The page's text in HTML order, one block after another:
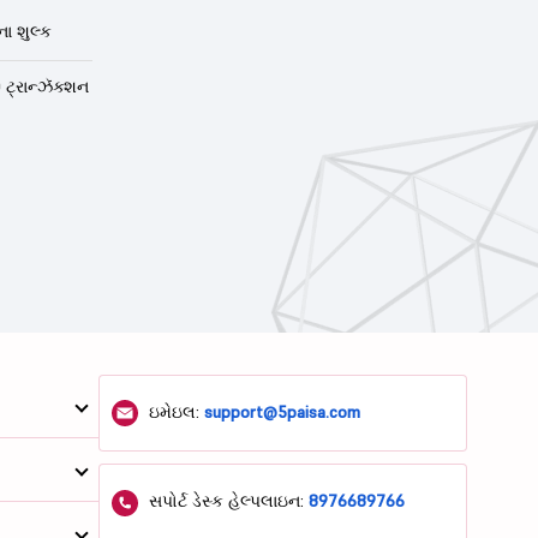
શુલ્ક
ઇમેઇલ:support@5paisa.com
સપોર્ટ ડેસ્ક હેલ્પલાઇન:8976689766